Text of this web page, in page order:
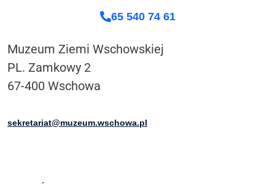
65 540 74 61
Muzeum Ziemi Wschowskiej
PL. Zamkowy 2
67-400 Wschowa
sekretariat@muzeum.wschowa.pl